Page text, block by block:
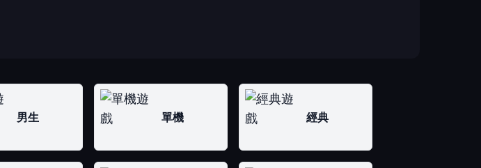
男生 單機 經典